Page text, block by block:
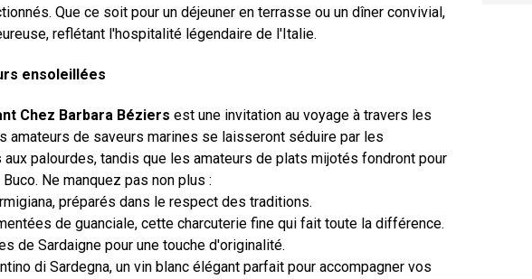
Que ce soit pour un déjeuner en terrasse ou un dîner convivial,
reflétant l'hospitalité légendaire de l'Italie.
ensoleillées
Chez Barbara Béziers est une invitation au voyage à travers les
amateurs de saveurs marines se laisseront séduire par les
palourdes, tandis que les amateurs de plats mijotés fondront pour
Ne manquez pas non plus :
préparés dans le respect des traditions.
de guanciale, cette charcuterie fine qui fait toute la différence.
de Sardaigne pour une touche d'originalité.
di Sardegna, un vin blanc élégant parfait pour accompagner vos